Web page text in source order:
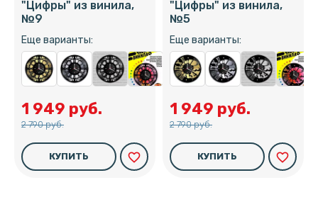
"Цифры" из винила,
№9
Еще варианты:
1 949 руб.
2 790 руб.
КУПИТЬ favorite_border
"Цифры" из винила,
№5
Еще варианты:
1 949 руб.
2 790 руб.
КУПИТЬ favorite_border